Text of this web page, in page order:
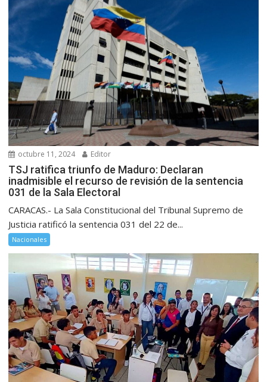
octubre 11, 2024 Editor
TSJ ratifica triunfo de Maduro: Declaran
inadmisible el recurso de revisión de la sentencia
031 de la Sala Electoral
CARACAS.- La Sala Constitucional del Tribunal Supremo de
Justicia ratificó la sentencia 031 del 22 de...
Nacionales